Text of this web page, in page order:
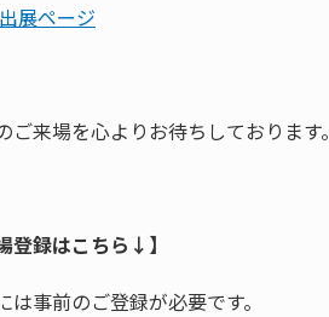
展ページ
ご来場を心よりお待ちしております。
登録はこちら↓】
は事前のご登録が必要です。